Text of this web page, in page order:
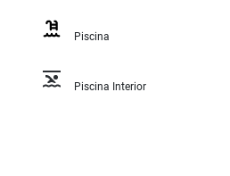
Piscina
Piscina Interior